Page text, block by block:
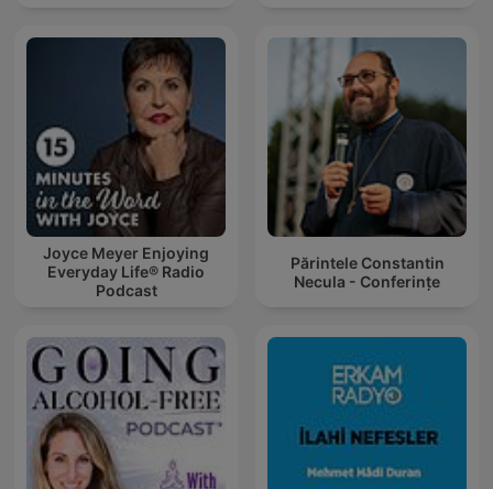
Joyce Meyer Enjoying
Everyday Life® Radio
Podcast
Părintele Constantin
Necula - Conferințe